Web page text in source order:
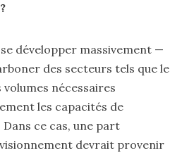
développer massivement —
des secteurs tels que le
nécessaires
les capacités de
ce cas, une part
devrait provenir